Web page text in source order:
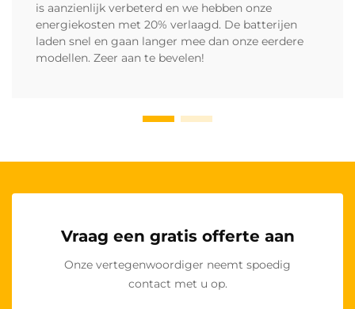
is aanzienlijk verbeterd en we hebben onze
energiekosten met 20% verlaagd. De batterijen
laden snel en gaan langer mee dan onze eerdere
modellen. Zeer aan te bevelen!
Vraag een gratis offerte aan
Onze vertegenwoordiger neemt spoedig
contact met u op.